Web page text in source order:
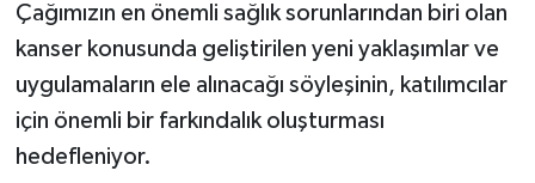
Çağımızın en önemli sağlık sorunlarından biri olan
kanser konusunda geliştirilen yeni yaklaşımlar ve
uygulamaların ele alınacağı söyleşinin, katılımcılar
için önemli bir farkındalık oluşturması
hedefleniyor.